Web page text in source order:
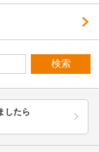
検索
したら